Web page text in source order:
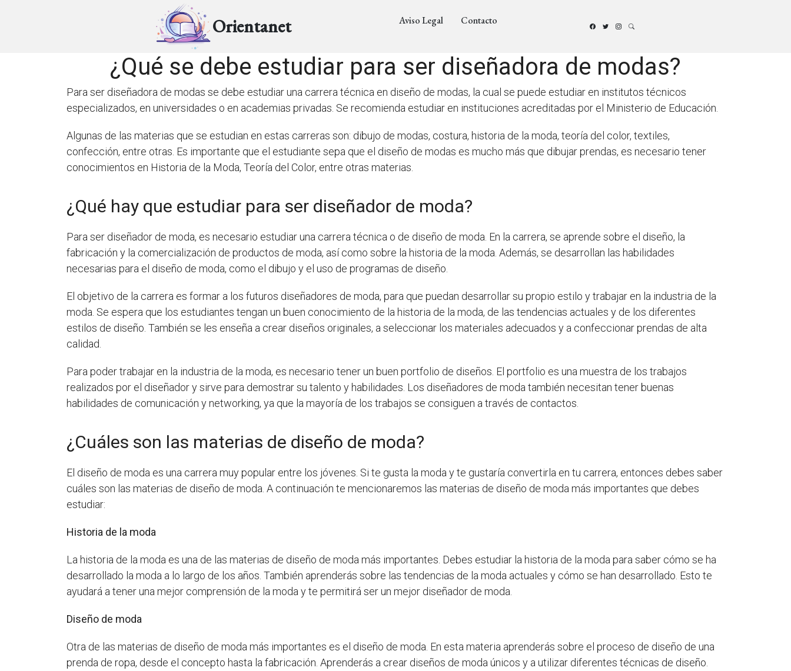
Orientanet Aviso Legal Contacto
¿Qué se debe estudiar para ser diseñadora de modas?
Para ser diseñadora de modas se debe estudiar una carrera técnica en diseño de modas, la cual se puede estudiar en institutos técnicos
especializados, en universidades o en academias privadas. Se recomienda estudiar en instituciones acreditadas por el Ministerio de Educación.
Algunas de las materias que se estudian en estas carreras son: dibujo de modas, costura, historia de la moda, teoría del color, textiles,
confección, entre otras. Es importante que el estudiante sepa que el diseño de modas es mucho más que dibujar prendas, es necesario tener
conocimientos en Historia de la Moda, Teoría del Color, entre otras materias.
¿Qué hay que estudiar para ser diseñador de moda?
Para ser diseñador de moda, es necesario estudiar una carrera técnica o de diseño de moda. En la carrera, se aprende sobre el diseño, la
fabricación y la comercialización de productos de moda, así como sobre la historia de la moda. Además, se desarrollan las habilidades
necesarias para el diseño de moda, como el dibujo y el uso de programas de diseño.
El objetivo de la carrera es formar a los futuros diseñadores de moda, para que puedan desarrollar su propio estilo y trabajar en la industria de la
moda. Se espera que los estudiantes tengan un buen conocimiento de la historia de la moda, de las tendencias actuales y de los diferentes
estilos de diseño. También se les enseña a crear diseños originales, a seleccionar los materiales adecuados y a confeccionar prendas de alta
calidad.
Para poder trabajar en la industria de la moda, es necesario tener un buen portfolio de diseños. El portfolio es una muestra de los trabajos
realizados por el diseñador y sirve para demostrar su talento y habilidades. Los diseñadores de moda también necesitan tener buenas
habilidades de comunicación y networking, ya que la mayoría de los trabajos se consiguen a través de contactos.
¿Cuáles son las materias de diseño de moda?
El diseño de moda es una carrera muy popular entre los jóvenes. Si te gusta la moda y te gustaría convertirla en tu carrera, entonces debes saber
cuáles son las materias de diseño de moda. A continuación te mencionaremos las materias de diseño de moda más importantes que debes
estudiar:
Historia de la moda
La historia de la moda es una de las materias de diseño de moda más importantes. Debes estudiar la historia de la moda para saber cómo se ha
desarrollado la moda a lo largo de los años. También aprenderás sobre las tendencias de la moda actuales y cómo se han desarrollado. Esto te
ayudará a tener una mejor comprensión de la moda y te permitirá ser un mejor diseñador de moda.
Diseño de moda
Otra de las materias de diseño de moda más importantes es el diseño de moda. En esta materia aprenderás sobre el proceso de diseño de una
prenda de ropa, desde el concepto hasta la fabricación. Aprenderás a crear diseños de moda únicos y a utilizar diferentes técnicas de diseño.